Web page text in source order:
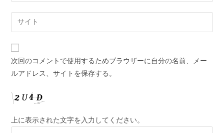
次回のコメントで使用するためブラウザーに自分の名前、メー
ルアドレス、サイトを保存する。
上に表示された文字を入力してください。